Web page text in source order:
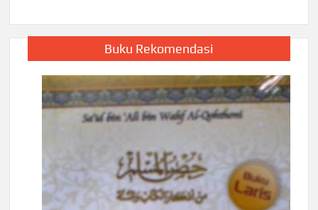
Buku Rekomendasi